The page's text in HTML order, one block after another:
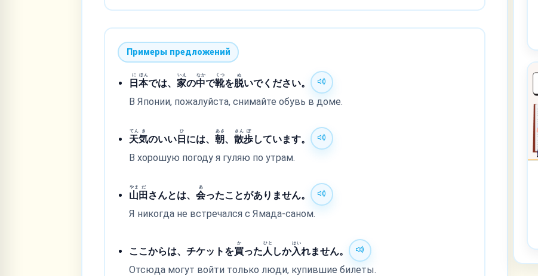
Примеры предложений
日
に
本
ほん
では、家
いえ
の中
なか
で靴
くつ
を脱
ぬ
いでください。
В Японии, пожалуйста, снимайте обувь в доме.
天
てん
気
き
のいい日
ひ
には、朝
あさ
、散
さん
歩
ぽ
しています。
В хорошую погоду я гуляю по утрам.
山
やま
田
だ
さんとは、会
あ
ったことがありません。
Я никогда не встречался с Ямада-саном.
ここからは、チケットを買
か
った人
ひと
しか入
はい
れません。
Отсюда могут войти только люди, купившие билеты.